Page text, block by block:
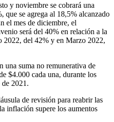
y noviembre se cobrará una
que se agrega al 18,5% alcanzado
el mes de diciembre, el
será del 40% en relación a la
2022, del 42% y en Marzo 2022,
una suma no remunerativa de
$4.000 cada una, durante los
2021.
de revisión para reabrir las
inflación supere los aumentos